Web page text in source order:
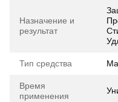
Назначение и
результат
Тип средства
Время
применения